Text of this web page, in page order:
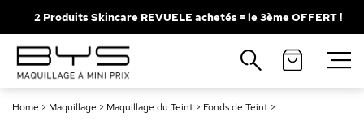
2 Produits Skincare REVUELE achetés = le 3ème OFFERT !
Home > Maquillage > Maquillage du Teint > Fonds de Teint >
Fermer
Recherches populaires
Mascara
Palette